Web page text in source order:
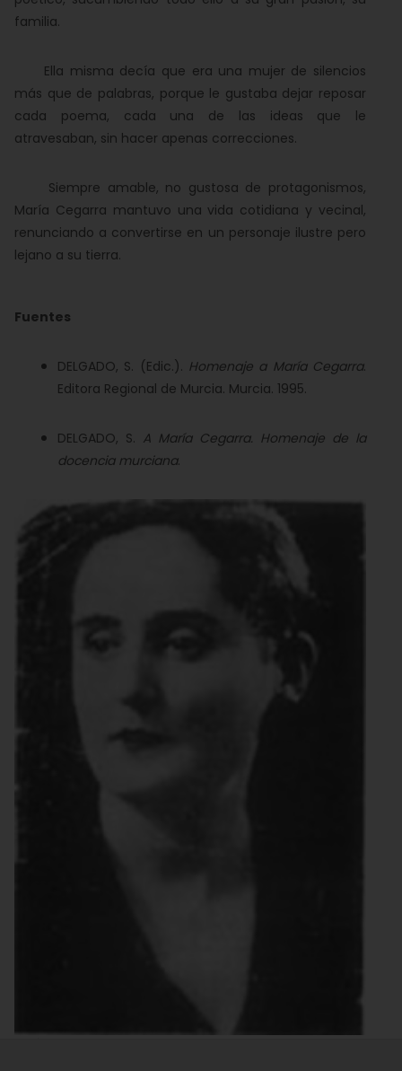
familia.
Ella misma decía que era una mujer de silencios
más que de palabras, porque le gustaba dejar reposar
cada poema, cada una de las ideas que le
atravesaban, sin hacer apenas correcciones.
Siempre amable, no gustosa de protagonismos,
María Cegarra mantuvo una vida cotidiana y vecinal,
renunciando a convertirse en un personaje ilustre pero
lejano a su tierra.
Fuentes
DELGADO, S. (Edic.). Homenaje a María Cegarra.
Editora Regional de Murcia. Murcia. 1995.
DELGADO, S. A María Cegarra. Homenaje de la
docencia murciana.